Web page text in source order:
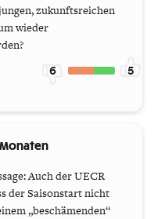
zukunftsreichen
wieder
6 5
Auch der UECR
der Saisonstart nicht
„beschämenden“